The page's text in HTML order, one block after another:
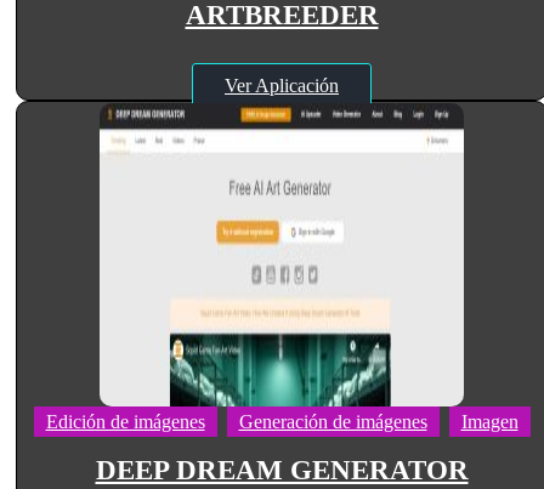
ARTBREEDER
Ver Aplicación
Edición de imágenes Generación de imágenes Imagen
DEEP DREAM GENERATOR